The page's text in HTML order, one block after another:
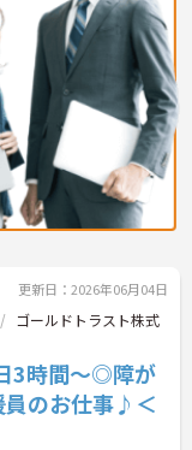
更新日：2026年06月04日
ゴールドトラスト株式
3時間～◎障が
員のお仕事♪＜